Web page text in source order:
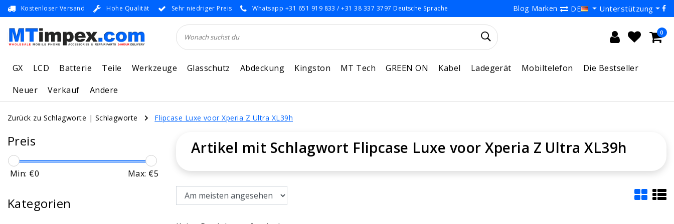
Kostenloser Versand Hohe Qualität Sehr niedriger Preis Whatsapp +31 651 919 833 / +31 38 337 3797 Deutsche Sprache Blog Marken DE Unterstützung
0
GX LCD Batterie Teile Werkzeuge Glasschutz Abdeckung Kingston MT Tech GREEN ON Kabel Ladegerät Mobiltelefon
Die Bestseller
Neuer
Verkauf Andere
Zurück zu Schlagworte | Schlagworte Flipcase Luxe voor Xperia Z Ultra XL39h
Preis
Min: €0 Max: €5
Kategorien
Artikel mit Schlagwort Flipcase Luxe voor Xperia Z Ultra XL39h